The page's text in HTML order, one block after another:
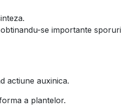
se importante sporuri
actiune auxinica.
a plantelor.